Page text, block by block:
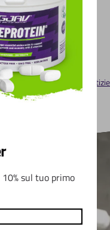
Leggi tutte le notizie
sul tuo primo